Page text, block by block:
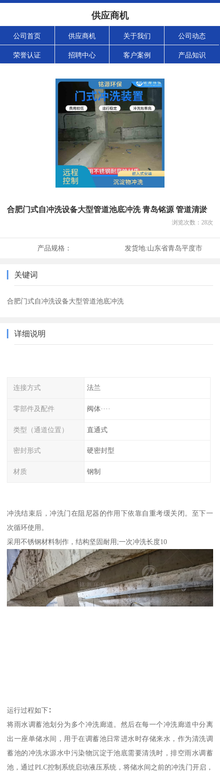
供应商机
公司首页 供应商机 关于我们 公司动态
荣誉认证 招聘中心 客户案例 产品知识
合肥门式自冲洗设备大型管道池底冲洗 青岛铭源 管道清淤
浏览次数： 28次
产品规格： 发货地:山东省青岛平度市
关键词
合肥门式自冲洗设备大型管道池底冲洗
详细说明
连接方式 法兰
零部件及配件 阀体····
类型（通道位置） 直通式
密封形式 硬密封型
材质 钢制
冲洗结束后，冲洗门在阻尼器的作用下依靠自重考缓关闭。至下一
次循环使用。
采用不锈钢材料制作，结构坚固耐用;一次冲洗长度10
运行过程如下∶
将雨水调蓄池划分为多个冲洗廊道。然后在每一个冲洗廊道中分离
出一座单储水间，用于在调蓄池日常进水时存储来水，作为清洗调
蓄池的冲洗水源水中污染物沉淀于池底需要清洗时，排空雨水调蓄
池，通过PLC控制系统启动液压系统，将储水间之前的冲洗门开启，